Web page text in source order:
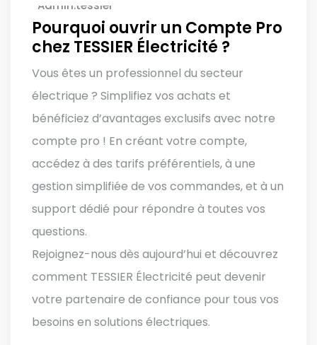
Admin.tessier
Pourquoi ouvrir un Compte Pro
chez TESSIER Électricité ?
Vous êtes un professionnel du secteur
électrique ? Simplifiez vos achats et
bénéficiez d’avantages exclusifs avec notre
compte pro ! En créant votre compte,
accédez à des tarifs préférentiels, à une
gestion simplifiée de vos commandes, et à un
support dédié pour répondre à toutes vos
questions.
Rejoignez-nous dès aujourd’hui et découvrez
comment TESSIER Électricité peut devenir
votre partenaire de confiance pour tous vos
besoins en solutions électriques.